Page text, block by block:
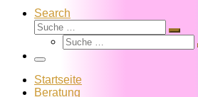
Search
Suche
Suche
Suche
Menü
Startseite
Beratung